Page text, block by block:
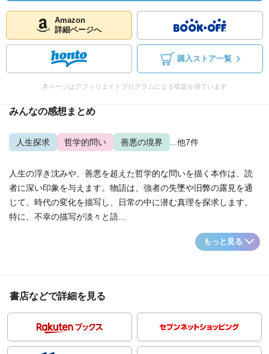
Amazon
詳細ページへ
購入ストア一覧
本ページはアフィリエイトプログラムによる収益を得ています
みんなの感想まとめ
人生探求 哲学的問い 善悪の境界 ...他7件
人生の浮き沈みや、善悪を超えた哲学的な問いを描く本作は、読
者に深い印象を与えます。物語は、強者の失墜や旧弊の露見を通
じて、時代の変化を描写し、日常の中に潜む真理を探求します。
特に、不幸の描写が淡々と語...
もっと見る
書店などで詳細を見る